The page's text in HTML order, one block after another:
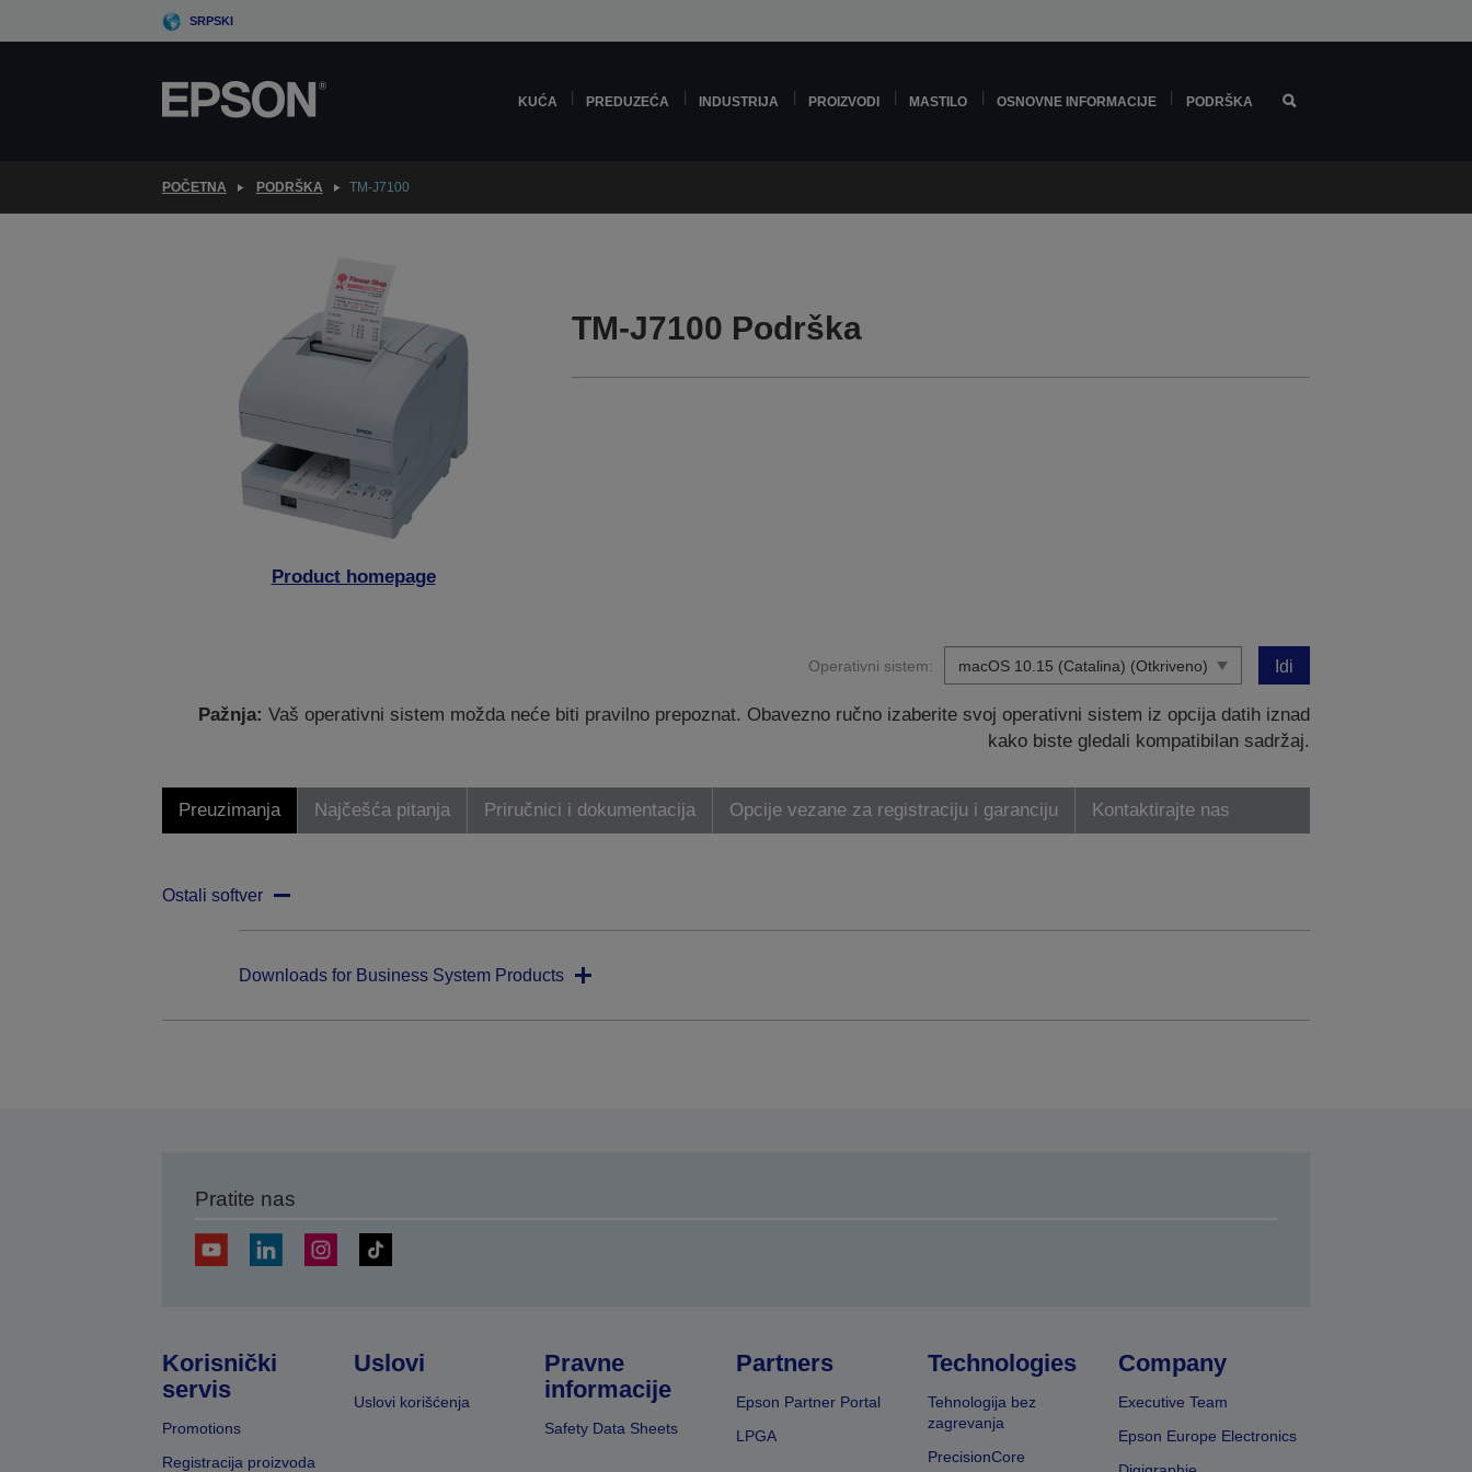
to
SRPSKI
KUĆA PREDUZEĆA INDUSTRIJA PROIZVODI MASTILO OSNOVNE INFORMACIJE PODRŠKA
POČETNA PODRŠKA TM-J7100
Product homepage
TM-J7100 Podrška
Operativni sistem: Idi
Pažnja: Vaš operativni sistem možda neće biti pravilno prepoznat. Obavezno ručno izaberite svoj operativni sistem iz opcija datih iznad
kako biste gledali kompatibilan sadržaj.
Preuzimanja Najčešća pitanja Priručnici i dokumentacija Opcije vezane za registraciju i garanciju Kontaktirajte nas
Ostali softver
Downloads for Business System Products
Pratite nas
Korisnički
servis
Promotions
Registracija proizvoda
Uslovi
Uslovi korišćenja
Pravne
informacije
Safety Data Sheets
Partners
Epson Partner Portal
LPGA
Technologies
Tehnologija bez
zagrevanja
PrecisionCore
Company
Executive Team
Epson Europe Electronics